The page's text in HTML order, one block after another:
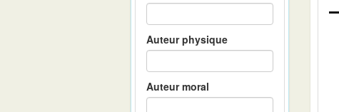
Auteur physique
Auteur moral